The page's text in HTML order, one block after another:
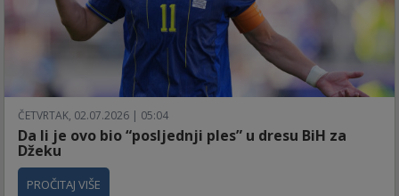
ČETVRTAK, 02.07.2026 | 05:04
Da li je ovo bio “posljednji ples” u dresu BiH za
Džeku
PROČITAJ VIŠE